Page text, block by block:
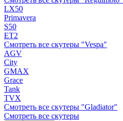
LX50
Primavera
S50
ET2
Смотреть все скутеры "Vespa"
AGV
City
GMAX
Grace
Tank
TVX
Смотреть все скутеры "Gladiator"
Смотреть все скутеры